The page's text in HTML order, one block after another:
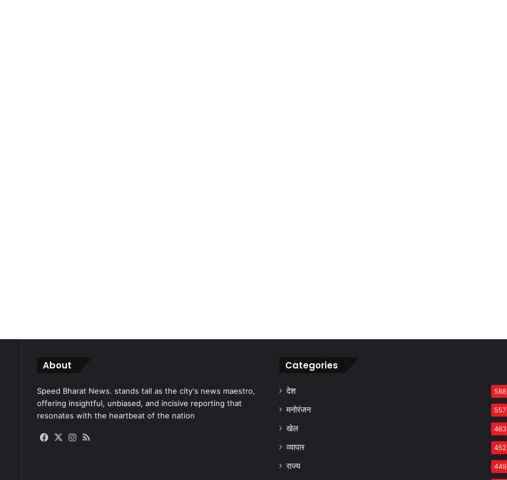
About
Speed Bharat News. stands tall as the city's news maestro,
offering insightful, unbiased, and incisive reporting that
resonates with the heartbeat of the nation
Facebook
X Instagram
Categories
देश 588
मनोरंजन 557
खेल 463
व्यापार 452
राज्य 449